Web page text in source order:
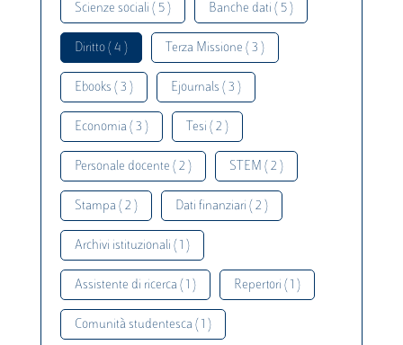
Scienze sociali ( 5 ) Banche dati ( 5 )
Diritto ( 4 ) Terza Missione ( 3 )
Ebooks ( 3 ) Ejournals ( 3 )
Economia ( 3 ) Tesi ( 2 )
Personale docente ( 2 ) STEM ( 2 )
Stampa ( 2 ) Dati finanziari ( 2 )
Archivi istituzionali ( 1 )
Assistente di ricerca ( 1 ) Repertori ( 1 )
Comunità studentesca ( 1 )